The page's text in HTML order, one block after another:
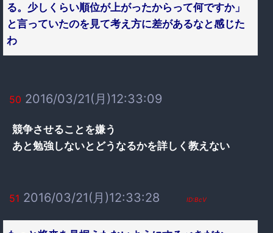
る。少しくらい順位が上がったからって何ですか」
と言っていたのを見て考え方に差があるなと感じた
わ
50 2016/03/21(月)12:33:09
競争させることを嫌う
あと勉強しないとどうなるかを詳しく教えない
51 2016/03/21(月)12:33:28 ID:BcV